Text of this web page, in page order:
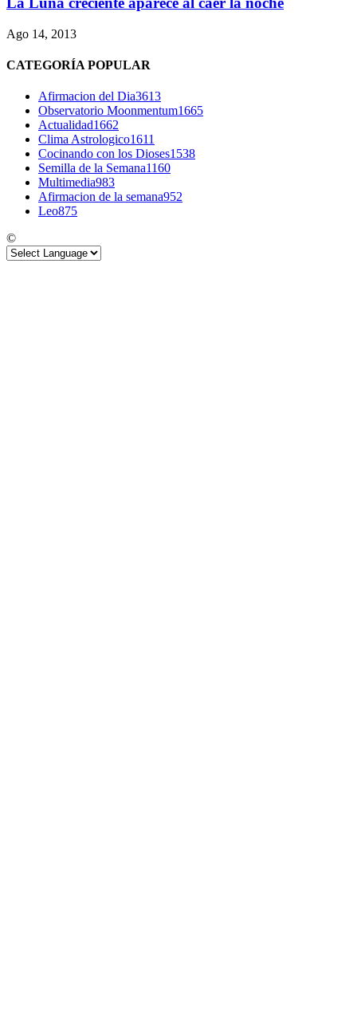
Ago 14, 2013
CATEGORÍA POPULAR
Afirmacion del Dia3613
Observatorio Moonmentum1665
Actualidad1662
Clima Astrologico1611
Cocinando con los Dioses1538
Semilla de la Semana1160
Multimedia983
Afirmacion de la semana952
Leo875
©